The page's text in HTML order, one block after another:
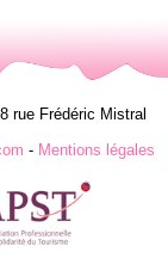
rue Frédéric Mistral
- Mentions légales